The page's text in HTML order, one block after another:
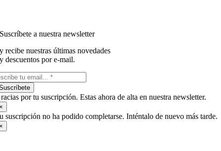
Suscríbete a nuestra newsletter
y recibe nuestras últimas novedades
y descuentos por e-mail.
por tu suscripción. Estas ahora de alta en nuestra newsletter.
suscripción no ha podido completarse. Inténtalo de nuevo más tarde.